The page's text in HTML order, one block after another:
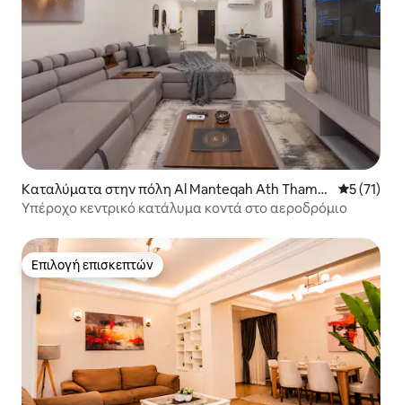
Καταλύματα στην πόλη Al Manteqah Ath Thame
nah
Μέση
5 (71)
Υπέροχο κεντρικό κατάλυμα κοντά στο αεροδρόμιο
Επιλογή επισκεπτών
Επιλογή επισκεπτών